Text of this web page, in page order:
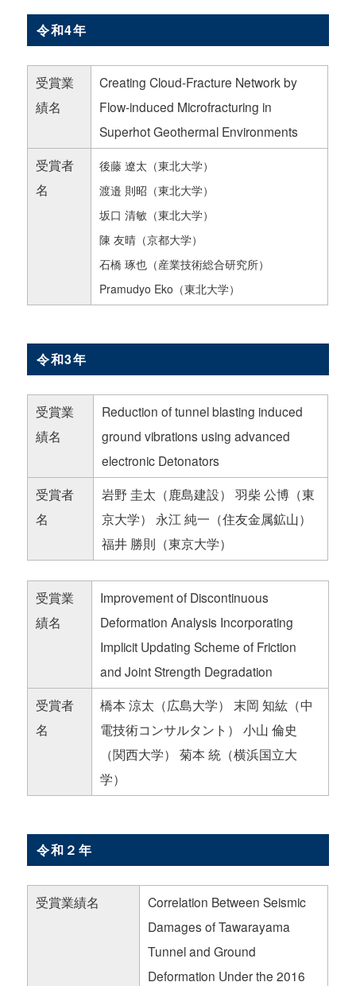
令和4年
受賞業
績名
Creating Cloud-Fracture Network by
Flow-induced Microfracturing in
Superhot Geothermal Environments
受賞者
名
後藤 遼太（東北大学）
渡邉 則昭（東北大学）
坂口 清敏（東北大学）
陳 友晴（京都大学）
石橋 琢也（産業技術総合研究所）
Pramudyo Eko（東北大学）
令和3年
受賞業
績名
Reduction of tunnel blasting induced
ground vibrations using advanced
electronic Detonators
受賞者
名
岩野 圭太（鹿島建設） 羽柴 公博（東
京大学） 永江 純一（住友金属鉱山）
福井 勝則（東京大学）
受賞業
績名
Improvement of Discontinuous
Deformation Analysis Incorporating
Implicit Updating Scheme of Friction
and Joint Strength Degradation
受賞者
名
橋本 涼太（広島大学） 末岡 知紘（中
電技術コンサルタント） 小山 倫史
（関西大学） 菊本 統（横浜国立大
学）
令和２年
受賞業績名
Correlation Between Seismic
Damages of Tawarayama
Tunnel and Ground
Deformation Under the 2016